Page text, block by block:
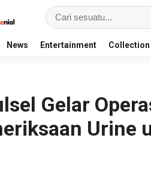
News Entertainment Collection
Gelar
Urine